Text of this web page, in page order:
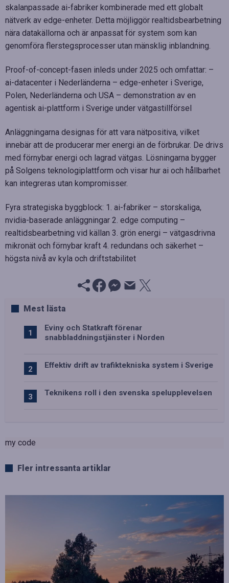
skalanpassade ai-fabriker kombinerade med ett globalt
nätverk av edge-enheter. Detta möjliggör realtidsbearbetning
nära datakällorna och är anpassat för system som kan
genomföra flerstegsprocesser utan mänsklig inblandning.
Proof-of-concept-fasen inleds under 2025 och omfattar: –
ai-datacenter i Nederländerna – edge-enheter i Sverige,
Polen, Nederländerna och USA – demonstration av en
agentisk ai-plattform i Sverige under vätgastillförsel
Anläggningarna designas för att vara nätpositiva, vilket
innebär att de producerar mer energi än de förbrukar. De drivs
med förnybar energi och lagrad vätgas. Lösningarna bygger
på Solgens teknologiplattform och visar hur ai och hållbarhet
kan integreras utan kompromisser.
Fyra strategiska byggblock: 1. ai-fabriker – storskaliga,
nvidia-baserade anläggningar 2. edge computing –
realtidsbearbetning vid källan 3. grön energi – vätgasdrivna
mikronät och förnybar kraft 4. redundans och säkerhet –
högsta nivå av kyla och driftstabilitet
Mest lästa
Eviny och Statkraft förenar
snabbladdningstjänster i Norden
Effektiv drift av trafiktekniska system i Sverige
Teknikens roll i den svenska spelupplevelsen
my code
Fler intressanta artiklar